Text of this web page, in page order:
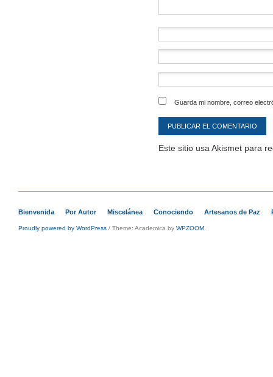
Guarda mi nombre, correo
Este sitio usa Akismet para
Bienvenida Por Autor Miscelánea Conociendo Artesanos de Paz
Proudly powered by WordPress / Theme: Academica by WPZOOM